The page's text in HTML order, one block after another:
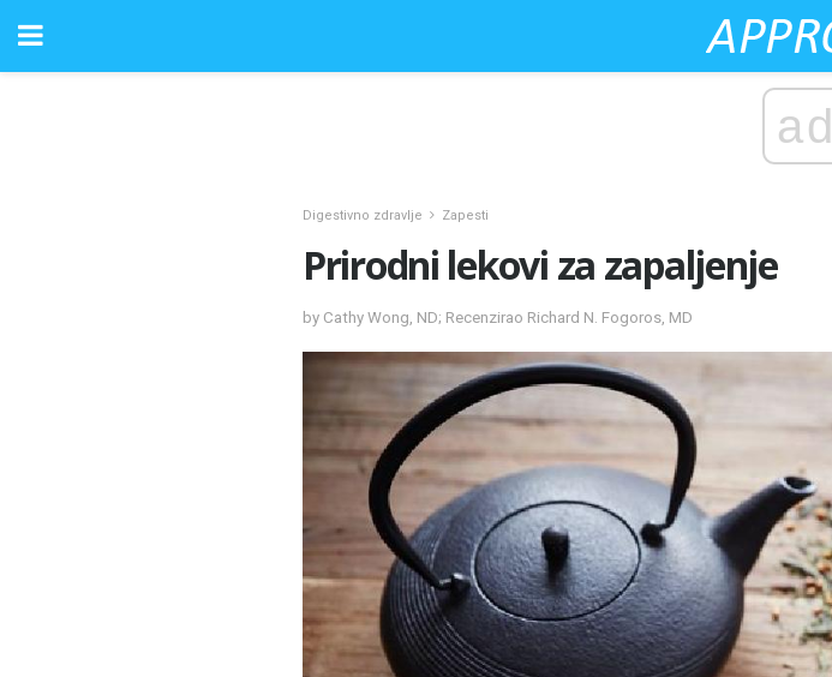
ad
Digestivno zdravlje Zapesti
Prirodni lekovi za zapaljenje
by Cathy Wong, ND; Recenzirao Richard N. Fogoros, MD